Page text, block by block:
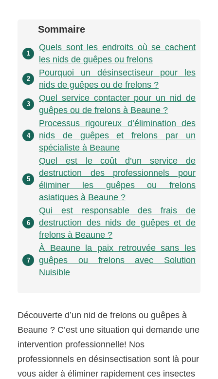
Sommaire
1
Quels sont les endroits où se cachent
les nids de guêpes ou frelons
2
Pourquoi un désinsectiseur pour les
nids de guêpes ou de frelons ?
3
Quel service contacter pour un nid de
guêpes ou de frelons à Beaune ?
4
Processus rigoureux d’élimination des
nids de guêpes et frelons par un
spécialiste à Beaune
5
Quel est le coût d’un service de
destruction des professionnels pour
éliminer les guêpes ou frelons
asiatiques à Beaune ?
6
Qui est responsable des frais de
destruction des nids de guêpes et de
frelons à Beaune ?
7
À Beaune la paix retrouvée sans les
guêpes ou frelons avec Solution
Nuisible
Découverte d’un nid de frelons ou guêpes à
Beaune ? C’est une situation qui demande une
intervention professionnelle! Nos
professionnels en désinsectisation sont là pour
vous aider à éliminer rapidement ces insectes